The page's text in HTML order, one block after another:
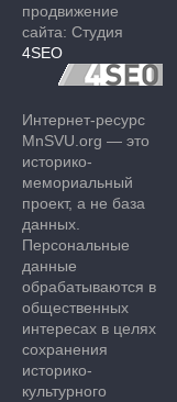
продвижение
сайта: Студия
4SEO
Интернет-ресурс
MnSVU.org — это
историко-
мемориальный
проект, а не база
данных.
Персональные
данные
обрабатываются в
общественных
интересах в целях
сохранения
историко-
культурного